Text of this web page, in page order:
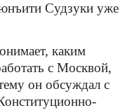
Судзуки уже
каким
с Москвой,
он обсуждал с